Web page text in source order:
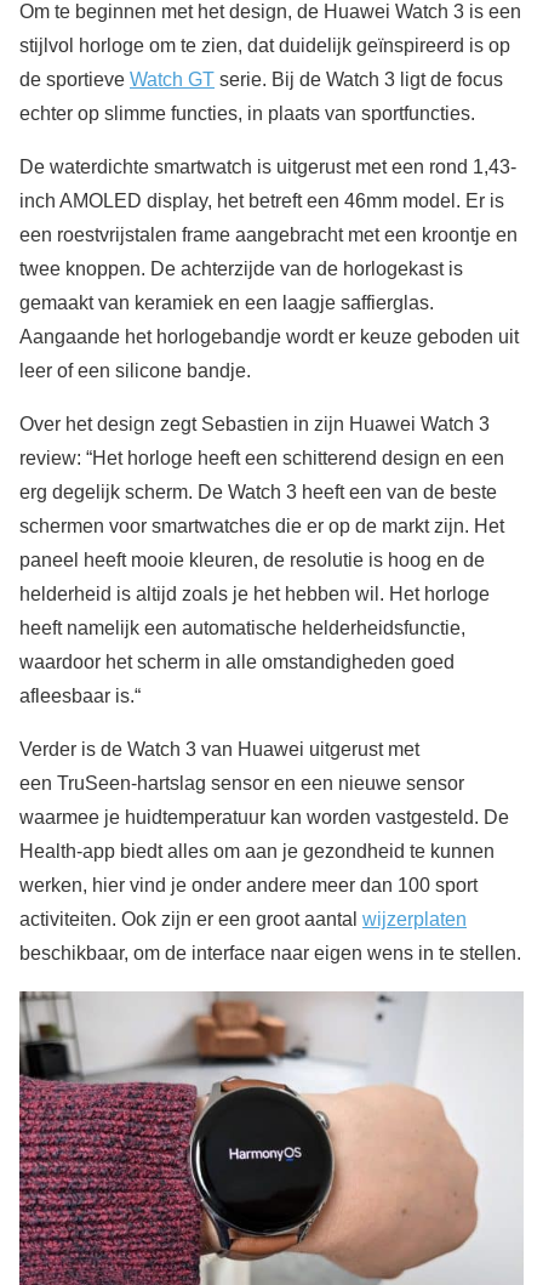
Om te beginnen met het design, de Huawei Watch 3 is een
stijlvol horloge om te zien, dat duidelijk geïnspireerd is op
de sportieve Watch GT serie. Bij de Watch 3 ligt de focus
echter op slimme functies, in plaats van sportfuncties.
De waterdichte smartwatch is uitgerust met een rond 1,43-
inch AMOLED display, het betreft een 46mm model. Er is
een roestvrijstalen frame aangebracht met een kroontje en
twee knoppen. De achterzijde van de horlogekast is
gemaakt van keramiek en een laagje saffierglas.
Aangaande het horlogebandje wordt er keuze geboden uit
leer of een silicone bandje.
Over het design zegt Sebastien in zijn Huawei Watch 3
review: “Het horloge heeft een schitterend design en een
erg degelijk scherm. De Watch 3 heeft een van de beste
schermen voor smartwatches die er op de markt zijn. Het
paneel heeft mooie kleuren, de resolutie is hoog en de
helderheid is altijd zoals je het hebben wil. Het horloge
heeft namelijk een automatische helderheidsfunctie,
waardoor het scherm in alle omstandigheden goed
afleesbaar is.“
Verder is de Watch 3 van Huawei uitgerust met
een TruSeen-hartslag sensor en een nieuwe sensor
waarmee je huidtemperatuur kan worden vastgesteld. De
Health-app biedt alles om aan je gezondheid te kunnen
werken, hier vind je onder andere meer dan 100 sport
activiteiten. Ook zijn er een groot aantal wijzerplaten
beschikbaar, om de interface naar eigen wens in te stellen.